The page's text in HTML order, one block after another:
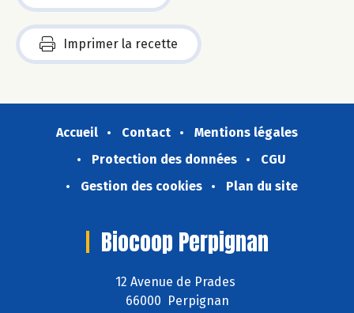
Imprimer la recette
Accueil Contact
Mentions légales
Protection des données
CGU
Gestion des cookies
Plan du site
Biocoop Perpignan
12 Avenue de Prades
66000 Perpignan